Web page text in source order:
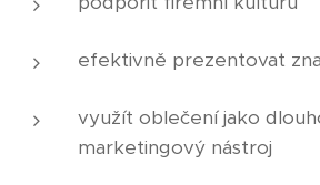
efektivně prezentovat
využít oblečení jako
marketingový nástroj